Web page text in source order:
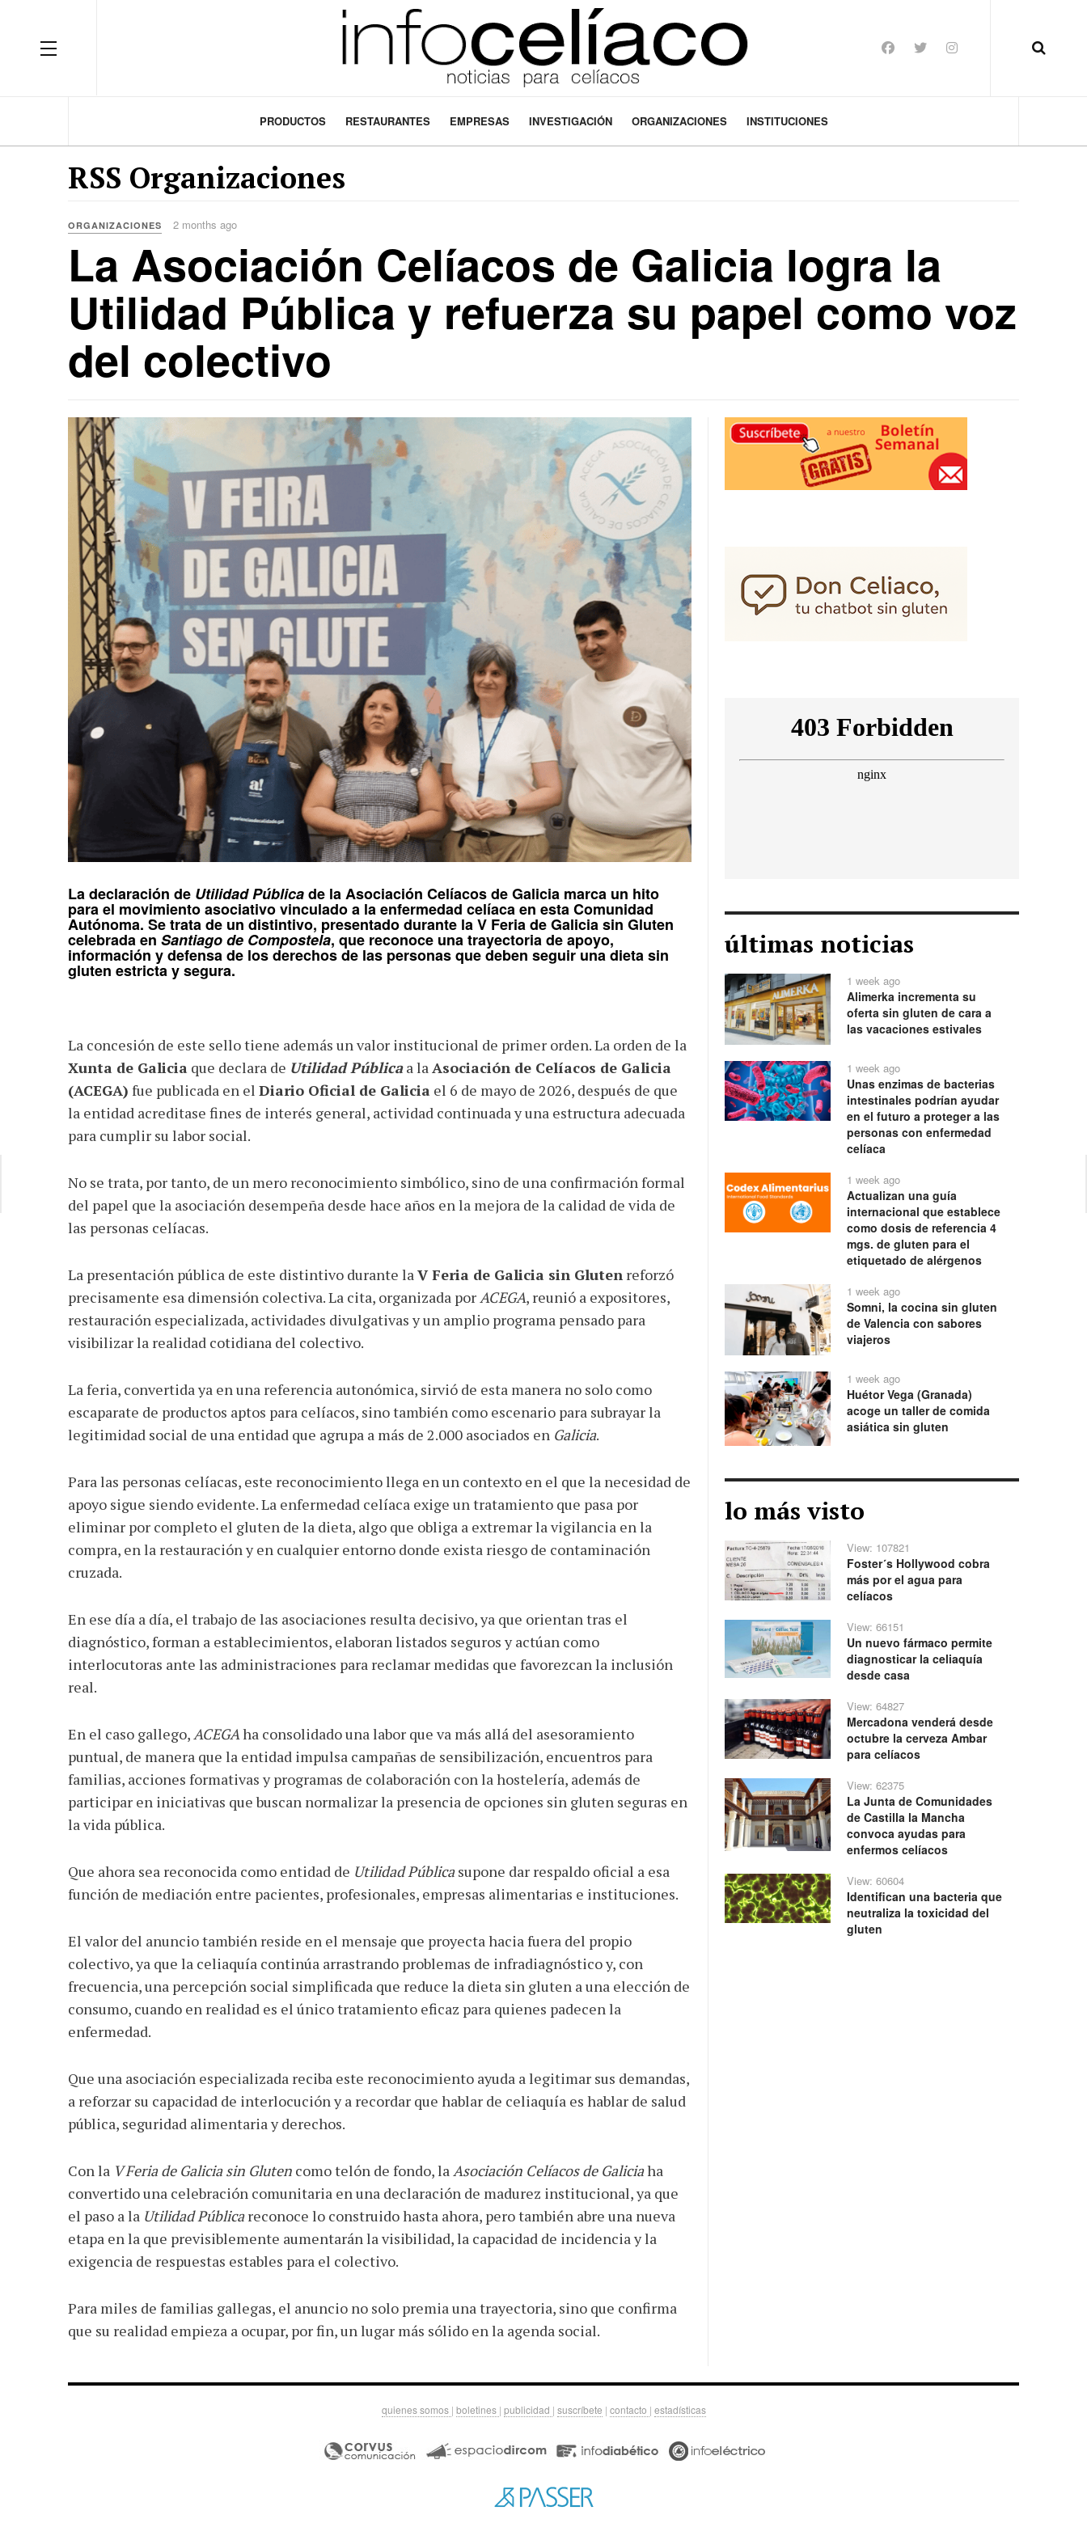
OFF CANVAS
PRODUCTOS RESTAURANTES EMPRESAS INVESTIGACIÓN ORGANIZACIONES INSTITUCIONES
RSS Organizaciones
ORGANIZACIONES 2 months ago
La Asociación Celíacos de Galicia logra la
Utilidad Pública y refuerza su papel como voz
del colectivo
La declaración de Utilidad Públicade laAsociación Celíacos de Galicia marca un hito
para el movimiento asociativo vinculado a la enfermedad celíaca en esta Comunidad
Autónoma. Se trata de un distintivo, presentado durante laV Feria de Galicia sin Gluten
celebrada en Santiago de Compostela, que reconoce una trayectoria de apoyo,
información y defensa de los derechos de las personas que deben seguir una dieta sin
gluten estricta y segura.
La concesión de este sello tiene además un valor institucional de primer orden. La orden de la
Xunta de Galicia que declara de Utilidad Públicaa la Asociación de Celíacos de Galicia
(ACEGA) fue publicada en el Diario Oficial de Galicia el 6 de mayo de 2026, después de que
la entidad acreditase fines de interés general, actividad continuada y una estructura adecuada
para cumplir su labor social.
No se trata, por tanto, de un mero reconocimiento simbólico, sino de una confirmación formal
del papel que la asociación desempeña desde hace años en la mejora de la calidad de vida de
las personas celíacas.
La presentación pública de este distintivo durante la V Feria de Galicia sin Gluten reforzó
precisamente esa dimensión colectiva. La cita, organizada por ACEGA, reunió a expositores,
restauración especializada, actividades divulgativas y un amplio programa pensado para
visibilizar la realidad cotidiana del colectivo.
La feria, convertida ya en una referencia autonómica, sirvió de esta manera no solo como
escaparate de productos aptos para celíacos, sino también como escenario para subrayar la
legitimidad social de una entidad que agrupa a más de 2.000 asociados en Galicia.
Para las personas celíacas, este reconocimiento llega en un contexto en el que la necesidad de
apoyo sigue siendo evidente. La enfermedad celíaca exige un tratamiento que pasa por
eliminar por completo el gluten de la dieta, algo que obliga a extremar la vigilancia en la
compra, en la restauración y en cualquier entorno donde exista riesgo de contaminación
cruzada.
En ese día a día, el trabajo de las asociaciones resulta decisivo, ya que orientan tras el
diagnóstico, forman a establecimientos, elaboran listados seguros y actúan como
interlocutoras ante las administraciones para reclamar medidas que favorezcan la inclusión
real.
En el caso gallego, ACEGA ha consolidado una labor que va más allá del asesoramiento
puntual, de manera que la entidad impulsa campañas de sensibilización, encuentros para
familias, acciones formativas y programas de colaboración con la hostelería, además de
participar en iniciativas que buscan normalizar la presencia de opciones sin gluten seguras en
la vida pública.
Que ahora sea reconocida como entidad de Utilidad Públicasupone dar respaldo oficial a esa
función de mediación entre pacientes, profesionales, empresas alimentarias e instituciones.
El valor del anuncio también reside en el mensaje que proyecta hacia fuera del propio
colectivo, ya que la celiaquía continúa arrastrando problemas de infradiagnóstico y, con
frecuencia, una percepción social simplificada que reduce la dieta sin gluten a una elección de
consumo, cuando en realidad es el único tratamiento eficaz para quienes padecen la
enfermedad.
Que una asociación especializada reciba este reconocimiento ayuda a legitimar sus demandas,
a reforzar su capacidad de interlocución y a recordar que hablar de celiaquía es hablar de salud
pública, seguridad alimentaria y derechos.
Con la V Feria de Galicia sin Gluten como telón de fondo, la Asociación Celíacos de Galiciaha
convertido una celebración comunitaria en una declaración de madurez institucional, ya que
el paso a la Utilidad Públicareconoce lo construido hasta ahora, pero también abre una nueva
etapa en la que previsiblemente aumentarán la visibilidad, la capacidad de incidencia y la
exigencia de respuestas estables para el colectivo.
Para miles de familias gallegas, el anuncio no solo premia una trayectoria, sino que confirma
que su realidad empieza a ocupar, por fin, un lugar más sólido en la agenda social.
últimas noticias
1 week ago
Alimerka incrementa su
oferta sin gluten de cara a
las vacaciones estivales
1 week ago
Unas enzimas de bacterias
intestinales podrían ayudar
en el futuro a proteger a las
personas con enfermedad
celíaca
1 week ago
Actualizan una guía
internacional que establece
como dosis de referencia 4
mgs. de gluten para el
etiquetado de alérgenos
1 week ago
Somni, la cocina sin gluten
de Valencia con sabores
viajeros
1 week ago
Huétor Vega (Granada)
acoge un taller de comida
asiática sin gluten
lo más visto
View: 107821
Foster´s Hollywood cobra
más por el agua para
celíacos
View: 66151
Un nuevo fármaco permite
diagnosticar la celiaquía
desde casa
View: 64827
Mercadona venderá desde
octubre la cerveza Ambar
para celíacos
View: 62375
La Junta de Comunidades
de Castilla la Mancha
convoca ayudas para
enfermos celíacos
View: 60604
Identifican una bacteria que
neutraliza la toxicidad del
gluten
quienes somos | boletines | publicidad | suscríbete | contacto | estadísticas